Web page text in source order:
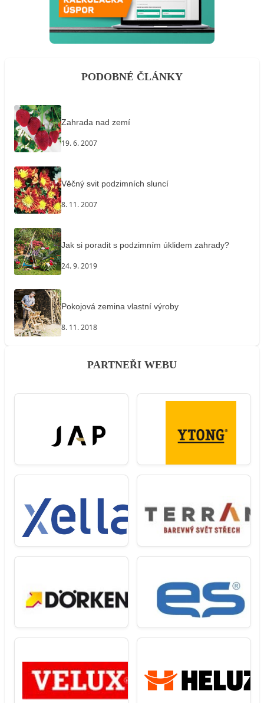
PODOBNÉ ČLÁNKY
Zahrada nad zemí
19. 6. 2007
Věčný svit podzimních sluncí
8. 11. 2007
Jak si poradit s podzimním úklidem zahrady?
24. 9. 2019
Pokojová zemina vlastní výroby
8. 11. 2018
PARTNEŘI WEBU